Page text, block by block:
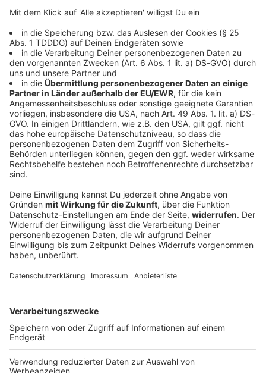
© dpa-infocom, dpa:260609-930-198355/2
DAS KÖNNTE DICH AUCH INTERESSIEREN
Sport
Schmutzkampagne gegen Infantino? FIFA
schaltet auf Angriff
Infantino, eine ehemalige Mitarbeiterin und viel Geld.
hinschauen. Der Weltverband attackiert.
DEINE GEMERKTEN ARTIKEL